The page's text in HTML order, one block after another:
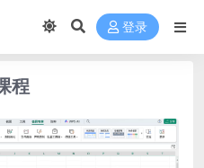
登录
程